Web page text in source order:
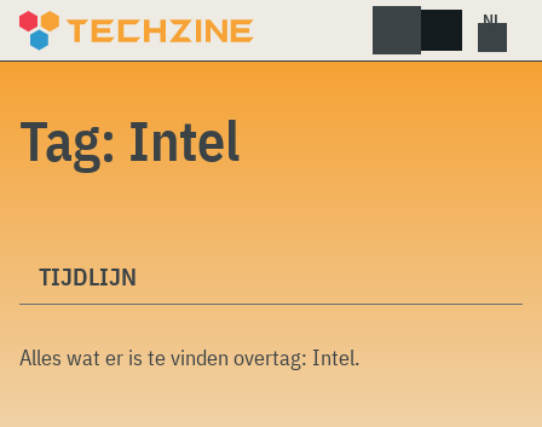
Skip
Tag: Intel
TIJDLIJN
Alles wat er is te vinden overtag: Intel.